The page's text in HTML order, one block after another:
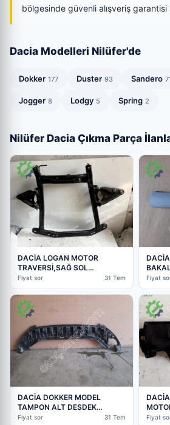
bölgesinde güvenli alışveriş garantisi
Dacia Modelleri Nilüfer'de
Dokker 177 Duster 93 Sandero
Jogger 8 Lodgy 5 Spring 2
Nilüfer Dacia Çıkma Parça
DACİA LOGAN MOTOR
TRAVERSİ,SAĞ SOL
SALINCAK VİRAJ DEMİRİ
KOMPLE
Fiyat sor 31 Tem Fiyat
DACİA DOKKER MODEL
TAMPON ALT DESDEK
BAKALİTİ
Fiyat sor 31 Tem Fiyat